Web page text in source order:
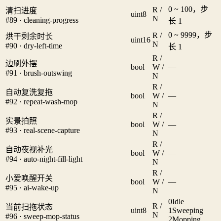
清扫进度
#89 · cleaning-progress
uint8
R /
N
0 ~ 100，步
长 1
烘干剩余时长
#90 · dry-left-time
uint16
R /
N
0 ~ 9999，步
长 1
边刷外摆
#91 · brush-outswing
bool
R /
W /
N
—
自动复洗复拖
#92 · repeat-wash-mop
bool
R /
W /
N
—
实景拍照
#93 · real-scene-capture
bool
R /
W /
N
—
自动夜视补光
#94 · auto-night-fill-light
bool
R /
W /
N
—
小爱唤醒开关
#95 · ai-wake-up
bool
R /
W /
N
—
当前扫拖状态
#96 · sweep-mop-status
uint8
R /
N
0Idle
1 Sweeping
2Mopping